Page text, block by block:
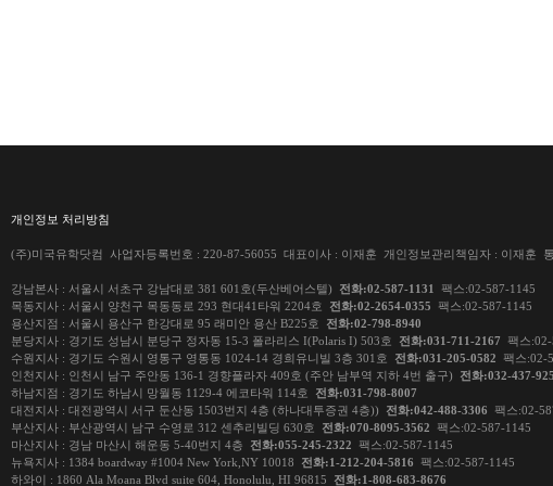
개인정보 처리방침
(주)미국유학닷컴 사업자등록번호 : 220-87-56055 대표이사 : 이재훈 개인정보관리책임자 : 이재훈
강남본사 : 서울시 서초구 강남대로 381 601호(두산베어스텔) 전화:02-587-1131
팩스:02-587-1145
목동지사 : 서울시 양천구 목동동로 293 현대41타워 2204호 전화:02-2654-0355 팩스:02-587-1145
용산지점 : 서울시 용산구 한강대로 95 래미안 용산 B225호 전화:02-798-8940
분당지사 : 경기도 성남시 분당구 정자동 15-3 폴라리스 I(Polaris I) 503호 전화:031-711-2167 팩스
수원지사 : 경기도 수원시 영통구 영통동 1024-14 경희유니빌 3층 301호 전화:031-205-0582 팩스:02-
인천지사 : 인천시 남구 주안동 136-1 경향플라자 409호 (주안 남부역 지하 4번 출구) 전화:032-437-
하남지점 : 경기도 하남시 망월동 1129-4 에코타워 114호 전화:031-798-8007
대전지사 : 대전광역시 서구 둔산동 1503번지 4층 (하나대투증권 4층)) 전화:042-488-3306 팩스:02-
부산지사 : 부산광역시 남구 수영로 312 센추리빌딩 630호 전화:070-8095-3562 팩스:02-587-1145
마산지사 : 경남 마산시 해운동 5-40번지 4층 전화:055-245-2322 팩스:02-587-1145
뉴욕지사 : 1384 boardway #1004 New York,NY 10018 전화:1-212-204-5816 팩스:02-587-1145
하와이 : 1860 Ala Moana Blvd suite 604, Honolulu, HI 96815 전화:1-808-683-8676